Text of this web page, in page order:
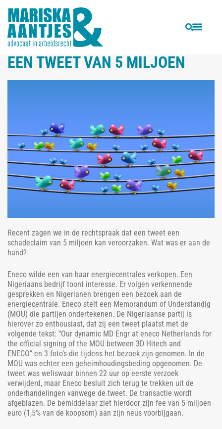
VORIGE VOLGENDE
EEN TWEET VAN 5 MILJOEN
Recent zagen we in de rechtspraak dat een tweet een
schadeclaim van 5 miljoen kan veroorzaken. Wat was er aan de
hand?
Eneco wilde een van haar energiecentrales verkopen. Een
Nigeriaans bedrijf toont interesse. Er volgen verkennende
gesprekken en Nigerianen brengen een bezoek aan de
energiecentrale. Eneco stelt een Memorandum of Understandig
(MOU) die partijen ondertekenen. De Nigeriaanse partij is
hierover zo enthousiast, dat zij een tweet plaatst met de
volgende tekst: “Our dynamic MD Engr at eneco Netherlands for
the official signing of the MOU between 3D Hitech and
ENECO” en 3 foto’s die tijdens het bezoek zijn genomen. In de
MOU was echter een geheimhoudingsbeding opgenomen. De
tweet was weliswaar binnen 22 uur op eerste verzoek
verwijderd, maar Eneco besluit zich terug te trekken uit de
onderhandelingen vanwege de tweet. De transactie wordt
afgeblazen. De bemiddelaar ziet hierdoor zijn fee van 5 miljoen
euro (1,5% van de koopsom) aan zijn neus voorbijgaan.